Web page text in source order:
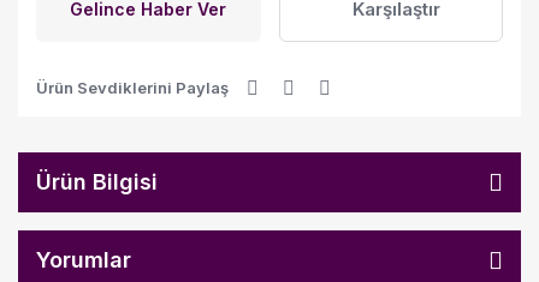
Gelince Haber Ver Karşılaştır
Ürün Sevdiklerini Paylaş
Ürün Bilgisi
Yorumlar